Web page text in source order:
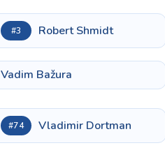
#3 Robert Shmidt
Vadim Bažura
#74 Vladimir Dortman